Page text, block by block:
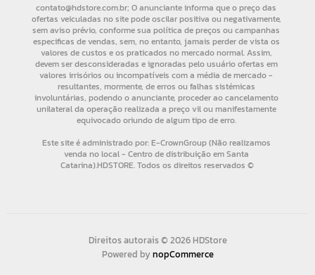
Direitos autorais © 2026 HDStore
Powered bynopCommerce